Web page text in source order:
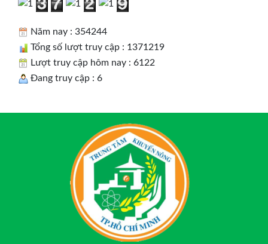
Năm nay : 354244
Tổng số lượt truy cập : 1371219
Lượt truy cập hôm nay : 6122
Đang truy cập : 6